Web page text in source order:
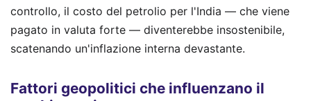
controllo, il costo del petrolio per l'India — che viene
pagato in valuta forte — diventerebbe insostenibile,
scatenando un'inflazione interna devastante.
Fattori geopolitici che influenzano il